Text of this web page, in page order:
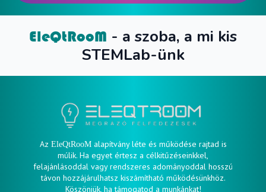
EleQtRooM - a szoba, a mi kis
STEMLab-ünk
Az EleQtRooMalapítvány léte és működése rajtad is
múlik. Ha egyet értesz a célkitűzéseinkkel,
felajánlásoddal vagy rendszeres adományoddal hosszú
távon hozzájárulhatsz kiszámítható működésünkhöz.
Köszönjük, ha támogatod a munkánkat!